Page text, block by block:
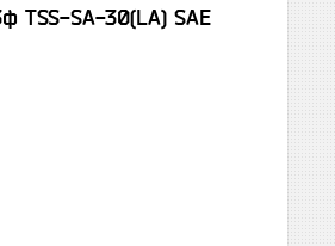
TSS-SA-30(LA) SAE